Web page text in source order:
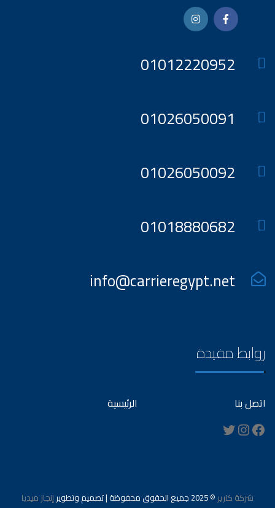
01012220952
01026050091
01026050092
01018880682
info@carrieregypt.net
روابط مفيدة
اتصل بنا الرئيسية
Facebook
Instagram
Twitter
شركة كارير © 2025 جميع الحقوق محفوظة | تصميم وتطوير إنجاز ميديا